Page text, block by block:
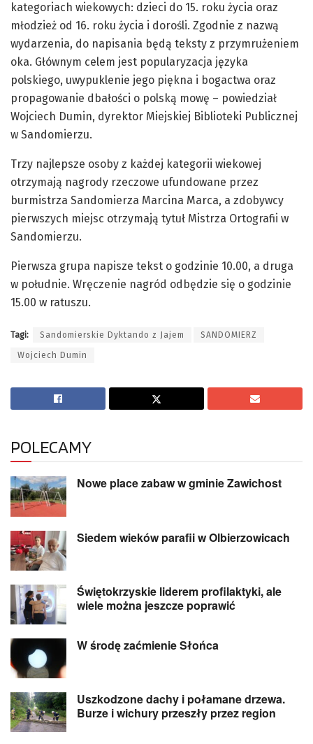
kategoriach wiekowych: dzieci do 15. roku życia oraz
młodzież od 16. roku życia i dorośli. Zgodnie z nazwą
wydarzenia, do napisania będą teksty z przymrużeniem
oka. Głównym celem jest popularyzacja języka
polskiego, uwypuklenie jego piękna i bogactwa oraz
propagowanie dbałości o polską mowę – powiedział
Wojciech Dumin, dyrektor Miejskiej Biblioteki Publicznej
w Sandomierzu.
Trzy najlepsze osoby z każdej kategorii wiekowej
otrzymają nagrody rzeczowe ufundowane przez
burmistrza Sandomierza Marcina Marca, a zdobywcy
pierwszych miejsc otrzymają tytuł Mistrza Ortografii w
Sandomierzu.
Pierwsza grupa napisze tekst o godzinie 10.00, a druga
w południe. Wręczenie nagród odbędzie się o godzinie
15.00 w ratuszu.
Tagi: Sandomierskie Dyktando z Jajem SANDOMIERZ
Wojciech Dumin
POLECAMY
Nowe place zabaw w gminie Zawichost
Siedem wieków parafii w Olbierzowicach
Świętokrzyskie liderem profilaktyki, ale
wiele można jeszcze poprawić
W środę zaćmienie Słońca
Uszkodzone dachy i połamane drzewa.
Burze i wichury przeszły przez region